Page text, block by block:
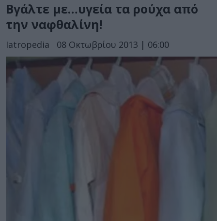
Βγάλτε με…υγεία τα ρούχα από
την ναφθαλίνη!
Iatropedia 08 Οκτωβρίου 2013 | 06:00